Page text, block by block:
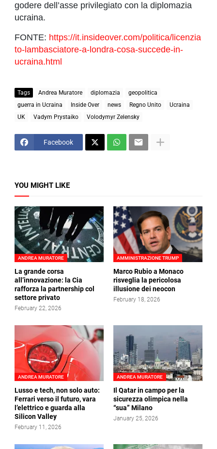
godere dell’asse privilegiato con la diplomazia
ucraina.
FONTE: https://it.insideover.com/politica/licenzia
to-lambasciatore-a-londra-cosa-succede-in-
ucraina.html
Tags Andrea Muratore diplomazia
geopolitica
guerra in Ucraina
Inside Over news Regno Unito
Ucraina
UK
Vadym Prystaiko Volodymyr Zelensky
Facebook
YOU MIGHT LIKE
ANDREA MURATORE
La grande corsa
all’innovazione: la Cia
rafforza la partnership col
settore privato
February 22, 2026
AMMINISTRAZIONE TRUMP
Marco Rubio a Monaco
risveglia la pericolosa
illusione dei neocon
February 18, 2026
ANDREA MURATORE
Lusso e tech, non solo auto:
Ferrari verso il futuro, vara
l’elettrico e guarda alla
Silicon Valley
February 11, 2026
ANDREA MURATORE
Il Qatar in campo per la
sicurezza olimpica nella
“sua” Milano
January 25, 2026